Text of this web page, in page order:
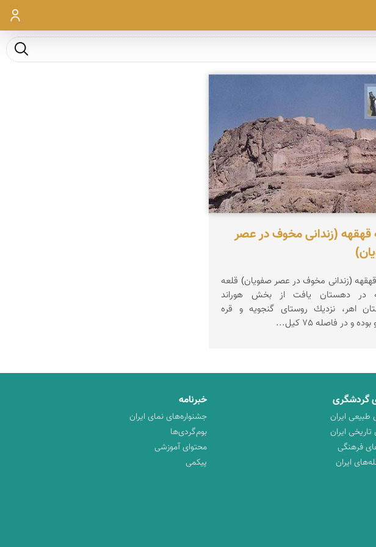
ورود
جست و
قهقهه (زندانی مخوف در عصر
قلعه قهقهه (زندانی مخوف در عصر صفویان) قلعه
در دهستان یافت از بخش هوراند
اهر، نزدیك روستای گنجویه و قره
و در فاصله 75 کیل...
گردشگری
طبیعی ایران
ایران
فرهنگی
ایران
خبرنامه
جشنواره‌های نمای ایران
بوم‌گردی‌ها
محتوای آموزشی
پیکمی